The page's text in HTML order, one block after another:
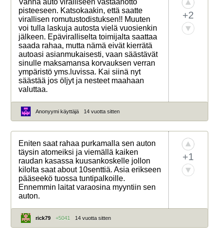
Vanha auto viralliseen vastaanotto
pisteeseen. Katsokaakin, että saatte
virallisen romutustodistuksen!! Muuten
voi tulla laskuja autosta vielä vuosienkin
jälkeen. Epäviralliselta toimijalta saattaa
saada rahaa, mutta nämä eivät kierrätä
autoasi asianmukaisesti, vaan säästävät
sinulle maksamansa korvauksen verran
ympäristö yms.luvissa. Kai siinä nyt
säästää jos öljyt ja nesteet maahaan
valuttaa.
+2
Anonyymi käyttäjä 14 vuotta sitten
Eniten saat rahaa purkamalla sen auton
täysin atomeiksi ja viemällä kaiken
raudan kasassa kuusankoskelle jollon
kilolta saat about 10senttiä. Asia erikseen
pääseekö tuossa tuntipalkoille.
Ennemmin laitat varaosina myyntiin sen
auton.
+1
rick79 +5041 14 vuotta sitten